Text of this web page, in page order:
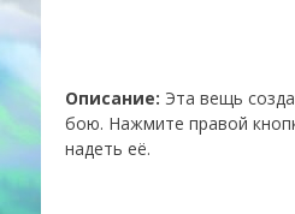
Описание: Эта вещь
бою. Нажмите правой
надеть её.